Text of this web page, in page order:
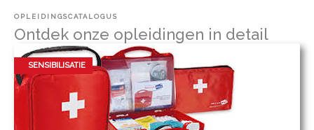
OPLEIDINGSCATALOGUS
Ontdek onze opleidingen in detail
SENSIBILISATIE